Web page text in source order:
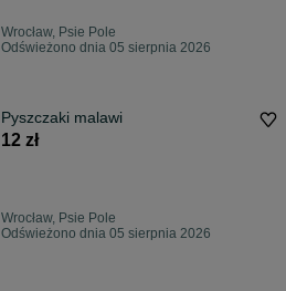
Wrocław, Psie Pole
Odświeżono dnia 05 sierpnia 2026
Pyszczaki malawi
12 zł
Wrocław, Psie Pole
Odświeżono dnia 05 sierpnia 2026